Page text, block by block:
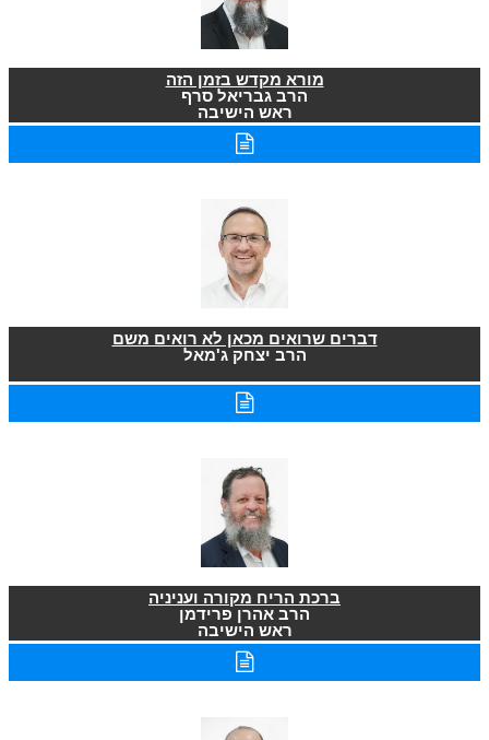
מורא מקדש בזמן הזה
הרב גבריאל סרף
ראש הישיבה
דברים שרואים מכאן לא רואים משם
הרב יצחק ג'מאל
ברכת הריח מקורה ועניניה
הרב אהרן פרידמן
ראש הישיבה